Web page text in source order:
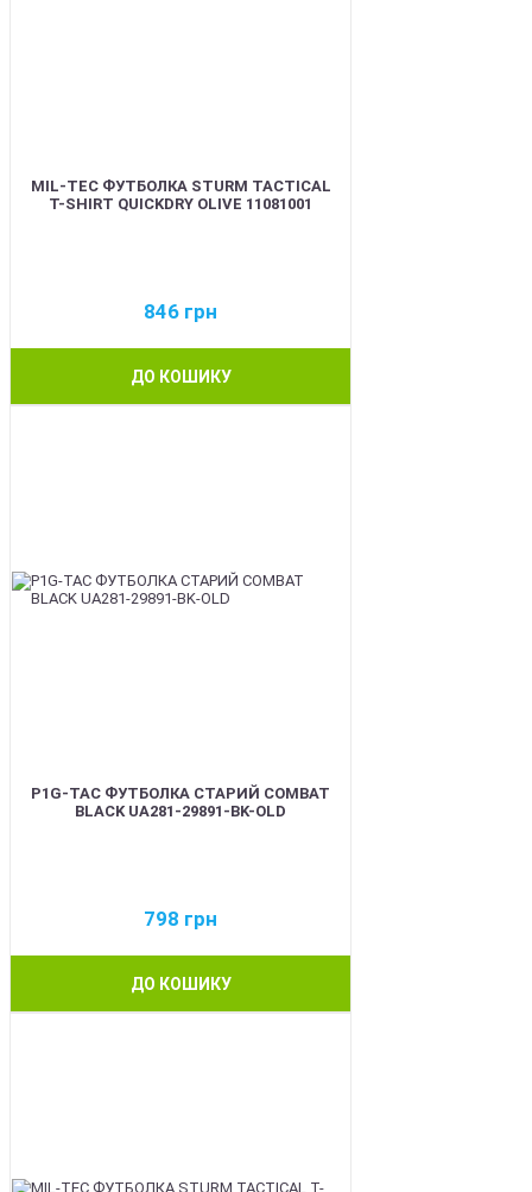
MIL-TEC ФУТБОЛКА STURM TACTICAL
T-SHIRT QUICKDRY OLIVE 11081001
846 грн
ДО КОШИКУ
P1G-TAC ФУТБОЛКА СТАРИЙ COMBAT
BLACK UA281-29891-BK-OLD
798 грн
ДО КОШИКУ